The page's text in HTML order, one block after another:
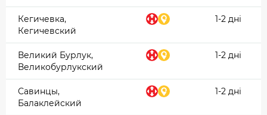
Кегичевка,
Кегичевский
1-2 дні
Великий Бурлук,
Великобурлукский
1-2 дні
Савинцы,
Балаклейский
1-2 дні